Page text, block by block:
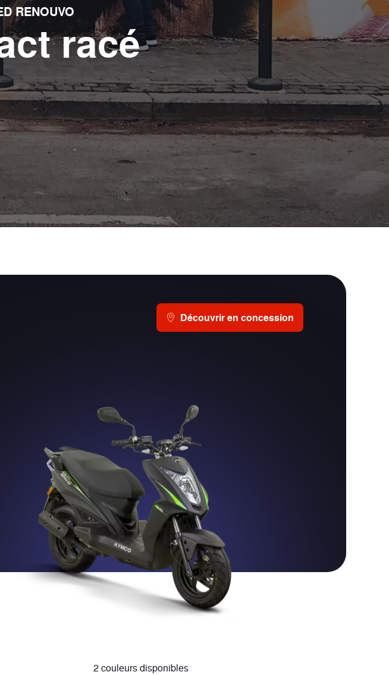
Néo-retro
2 véhicules
Scooters électriques
2 véhicules
RENOUVO
racé
Découvrir en concession
2 couleurs disponibles